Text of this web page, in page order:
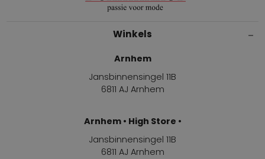
Winkels
Arnhem
Jansbinnensingel 11B
6811 AJ Arnhem
Arnhem • High Store •
Jansbinnensingel 11B
6811 AJ Arnhem